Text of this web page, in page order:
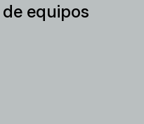
equipos